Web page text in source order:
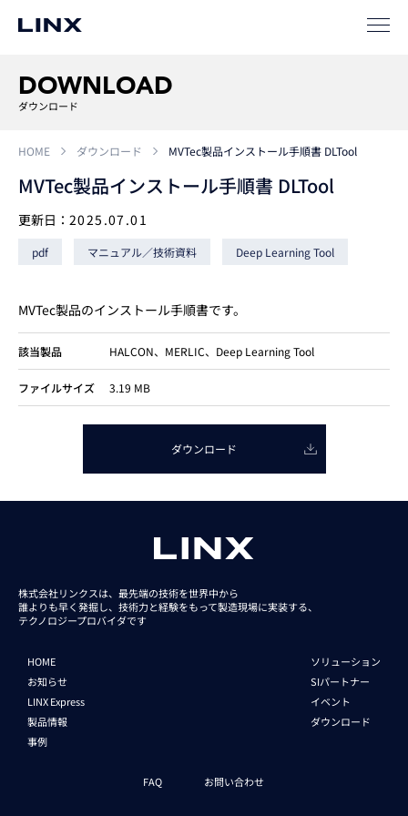
事例
SIパートナー
サポート
企業情報 EN
新卒 採用
DOWNLOAD
ダウンロード
HOME ダウンロード MVTec製品インストール手順書 DLTool
MVTec製品インストール手順書 DLTool
更新日： 2025.07.01
pdf マニュアル／技術資料 Deep Learning Tool
MVTec製品のインストール手順書です。
該当製品 HALCON、MERLIC、Deep Learning Tool
ファイルサイズ 3.19 MB
ダウンロード
株式会社リンクスは、最先端の技術を世界中から
誰よりも早く発掘し、技術力と経験をもって製造現場に実装する、
テクノロジープロバイダです
HOME
お知らせ
LINX Express
製品情報
事例
ソリューション
SIパートナー
イベント
ダウンロード
FAQ お問い合わせ